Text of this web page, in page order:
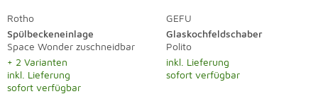
Rotho
Spülbeckeneinlage
Space Wonder zuschneidbar
+ 2 Varianten
inkl. Lieferung
sofort verfügbar
GEFU
Glaskochfeldschaber
Polito
inkl. Lieferung
sofort verfügbar